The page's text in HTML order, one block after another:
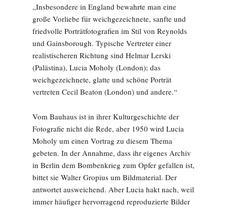
„Insbesondere in England bewahrte man eine
große Vorliebe für weichgezeichnete, sanfte und
friedvolle Porträtfotografien im Stil von Reynolds
und Gainsborough. Typische Vertreter einer
realistischeren Richtung sind Helmar Lerski
(Palästina), Lucia Moholy (London); das
weichgezeichnete, glatte und schöne Porträt
vertreten Cecil Beaton (London) und andere.“
Vom Bauhaus ist in ihrer Kulturgeschichte der
Fotografie nicht die Rede, aber 1950 wird Lucia
Moholy um einen Vortrag zu diesem Thema
gebeten. In der Annahme, dass ihr eigenes Archiv
in Berlin dem Bombenkrieg zum Opfer gefallen ist,
bittet sie Walter Gropius um Bildmaterial. Der
antwortet ausweichend. Aber Lucia hakt nach, weil
immer häufiger hervorragend reproduzierte Bilder